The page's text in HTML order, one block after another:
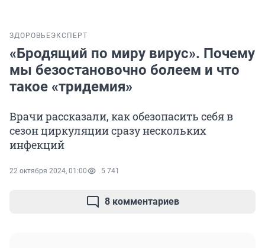
ЗДОРОВЬЕЭКСПЕРТ
«Бродящий по миру вирус». Почему
мы безостановочно болеем и что
такое «тридемия»
Врачи рассказали, как обезопасить себя в
сезон циркуляции сразу нескольких
инфекций
22 октября 2024, 01:00 5 741
8 комментариев